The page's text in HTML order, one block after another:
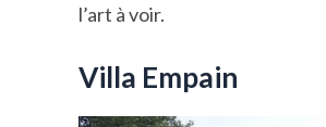
l’art à voir.
Villa Empain